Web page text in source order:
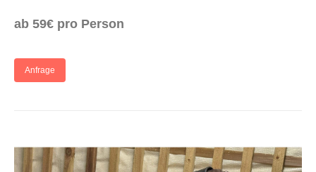
ab 59€ pro Person
Anfrage